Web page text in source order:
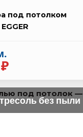
под потолком
без пыли